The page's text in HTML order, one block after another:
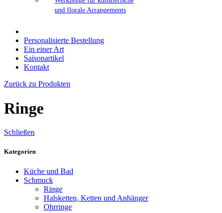
und florale Arrangements
Personalisierte Bestellung
Ein einer Art
Saisonartikel
Kontakt
Zurück zu Produkten
Ringe
Schließen
Kategorien
Küche und Bad
Schmuck
Ringe
Halsketten, Ketten und Anhänger
Ohrringe